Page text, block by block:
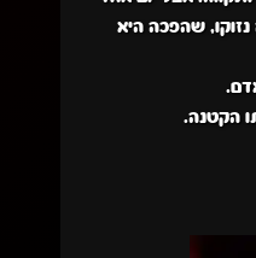
שהפכה היא
הקטנה.